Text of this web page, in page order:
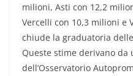
milioni, Asti con 12,2
Vercelli con 10,3 milioni e
chiude la graduatoria
Queste stime derivano da
dell’Osservatorio